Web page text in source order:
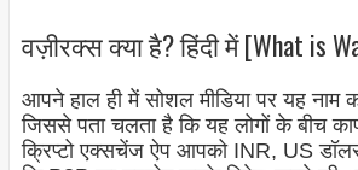
वज़ीरक्स क्या है? हिंदी में [What is
आपने हाल ही में सोशल मीडिया पर यह नाम
जिससे पता चलता है कि यह लोगों के बीच
क्रिप्टो एक्सचेंज ऐप आपको INR, US